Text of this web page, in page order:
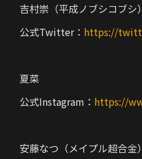
吉村崇（平成ノブシコブシ）
公式Twitter： https://
夏菜
公式Instagram： https://
安藤なつ（メイプル超合金）